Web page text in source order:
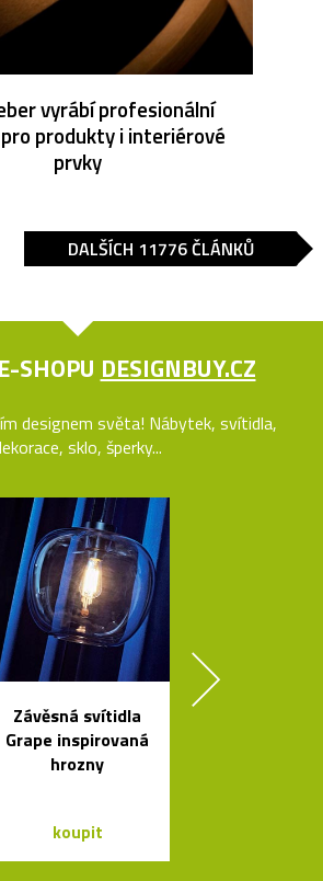
vyrábí profesionální
produkty i interiérové
prvky
DALŠÍCH 11776 ČLÁNKŮ
SHOPU DESIGNBUY.CZ
designem světa! Nábytek, svítidla,
sklo, šperky...
Závěsná svítidla
Grape inspirovaná
hrozny
koupit